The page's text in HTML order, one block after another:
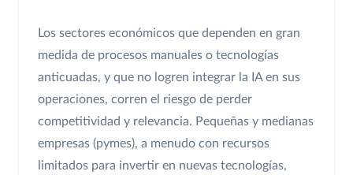
Los sectores económicos que dependen en gran
medida de procesos manuales o tecnologías
anticuadas, y que no logren integrar la IA en sus
operaciones, corren el riesgo de perder
competitividad y relevancia. Pequeñas y medianas
empresas (pymes), a menudo con recursos
limitados para invertir en nuevas tecnologías,